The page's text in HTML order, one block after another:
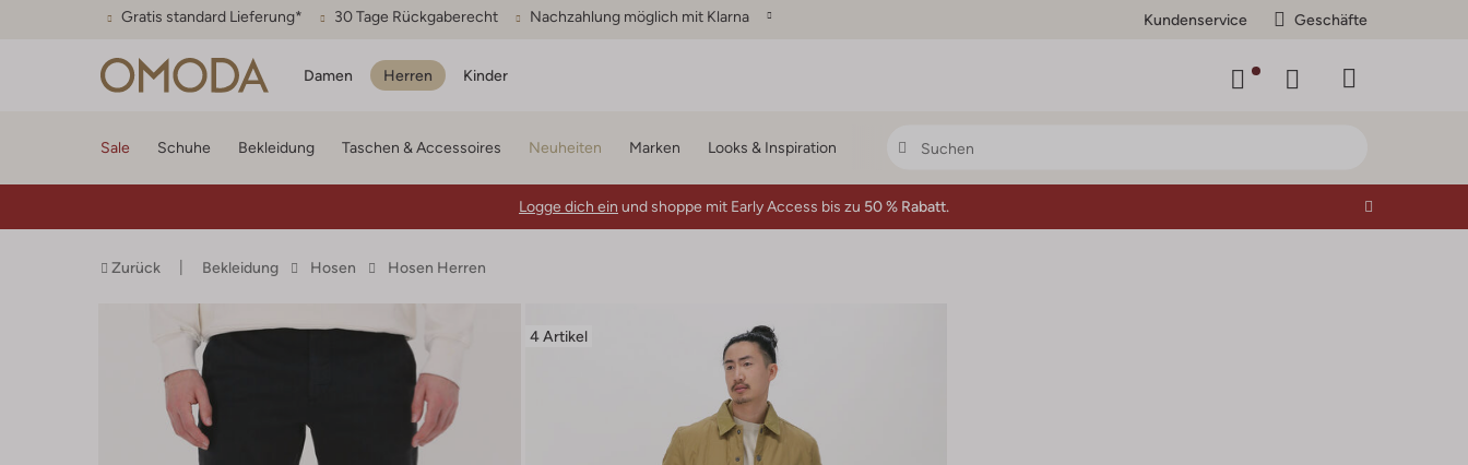
Gratis standard Lieferung* 30 Tage Rückgaberecht Nachzahlung möglich mit Klarna Kundenservice Geschäfte
Damen Herren Kinder
Sale Schuhe Bekleidung Taschen & Accessoires Neuheiten Marken Looks & Inspiration
Logge dich ein und shoppe mit Early Access bis zu 50 % Rabatt.
Zurück Bekleidung Hosen Hosen Herren
4 Artikel